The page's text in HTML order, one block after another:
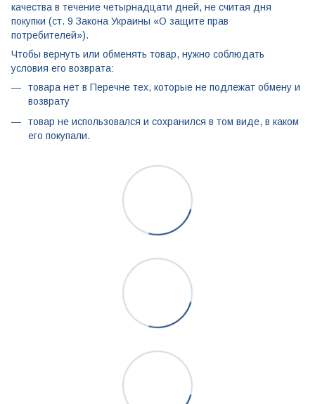
качества в течение четырнадцати дней, не считая дня
покупки (ст. 9 Закона Украины «О защите прав
потребителей»).
Чтобы вернуть или обменять товар, нужно соблюдать
условия его возврата:
товара нет в Перечне тех, которые не подлежат обмену и
возврату
товар не использовался и сохранился в том виде, в каком
его покупали.